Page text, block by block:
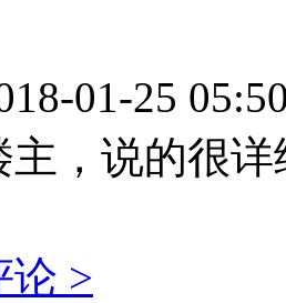
01-25
主，说的很详
论 >